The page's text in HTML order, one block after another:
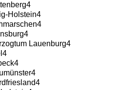
4
Holstein4
4
4
Lauenburg4
4
4
4
4